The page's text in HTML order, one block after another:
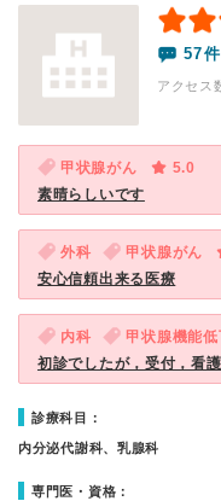
57件
アクセス
甲状腺がん
5.0
素晴らしいです
外科 甲状腺がん
安心信頼出来る医療
内科 甲状腺機能低
初診でしたが，受付，看
診療科目：
内分泌代謝科、乳腺科
専門医・資格：